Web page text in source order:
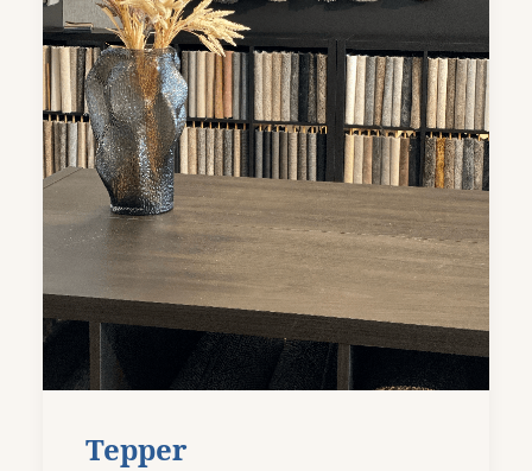
Tepper